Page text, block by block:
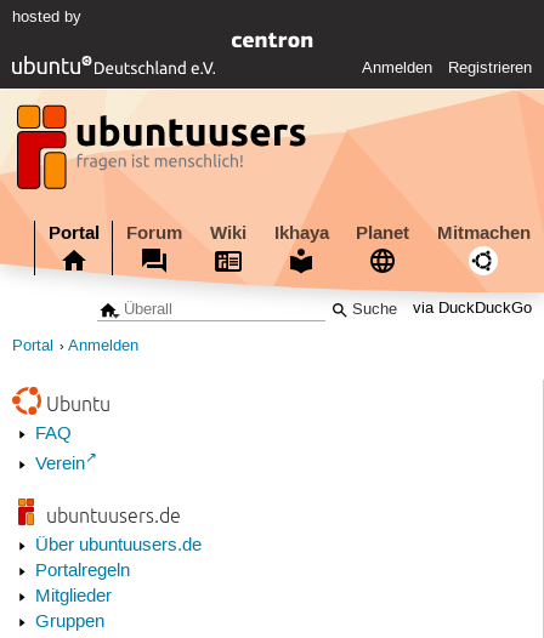
hosted by
Anmelden Registrieren
Portal Forum Wiki Ikhaya Planet Mitmachen
via DuckDuckGo
Portal Anmelden
Ubuntu
FAQ
Verein
ubuntuusers.de
Über ubuntuusers.de
Portalregeln
Mitglieder
Gruppen